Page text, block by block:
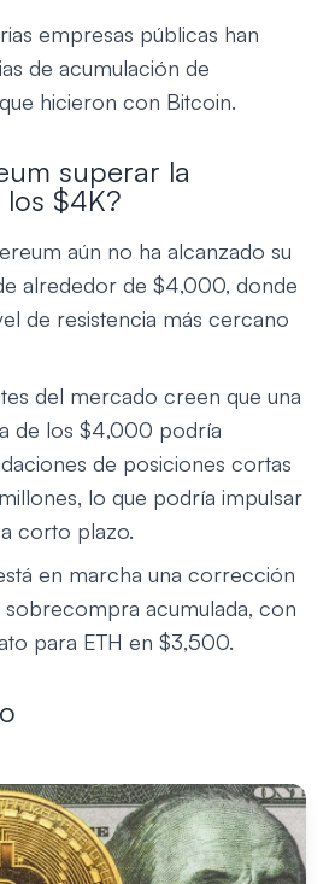
empresas públicas han
de acumulación de
hicieron con Bitcoin.
superar la
los $4K?
aún no ha alcanzado su
alrededor de $4,000, donde
de resistencia más cercano
del mercado creen que una
de los $4,000 podría
de posiciones cortas
lo que podría impulsar
corto plazo.
en marcha una corrección
sobrecompra acumulada, con
para ETH en $3,500.